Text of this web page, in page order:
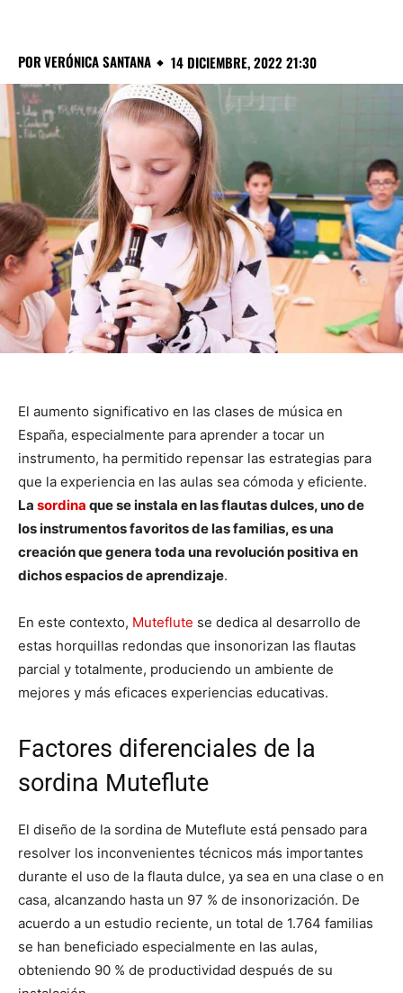
PORVERÓNICA SANTANA 14 DICIEMBRE, 2022 21:30
El aumento significativo en las clases de música en
España, especialmente para aprender a tocar un
instrumento, ha permitido repensar las estrategias para
que la experiencia en las aulas sea cómoda y eficiente.
La sordina que se instala en las flautas dulces, uno de
los instrumentos favoritos de las familias, es una
creación que genera toda una revolución positiva en
dichos espacios de aprendizaje.
En este contexto, Muteflute se dedica al desarrollo de
estas horquillas redondas que insonorizan las flautas
parcial y totalmente, produciendo un ambiente de
mejores y más eficaces experiencias educativas.
Factores diferenciales de la
sordina Muteflute
El diseño de la sordina de Muteflute está pensado para
resolver los inconvenientes técnicos más importantes
durante el uso de la flauta dulce, ya sea en una clase o en
casa, alcanzando hasta un 97 % de insonorización. De
acuerdo a un estudio reciente, un total de 1.764 familias
se han beneficiado especialmente en las aulas,
obteniendo 90 % de productividad después de su